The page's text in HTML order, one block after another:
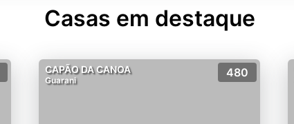
Casas em destaque
CAPÃO DA CANOA
Guarani
480